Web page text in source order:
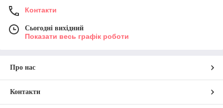
Контакти
Сьогодні вихідний
Показати весь графік роботи
Про нас
Контакти